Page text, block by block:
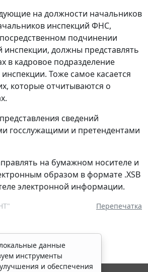
на должности начальников
инспекций ФНС,
подчинении
должны представлять
в кадровое подразделение
Тоже самое касается
которые отчитываются о
сведений
госслужащими и претендентами
на бумажном носителе и
образом в формате .XSB
электронной информации.
Перепечатка
данные
инструменты
и обеспечения